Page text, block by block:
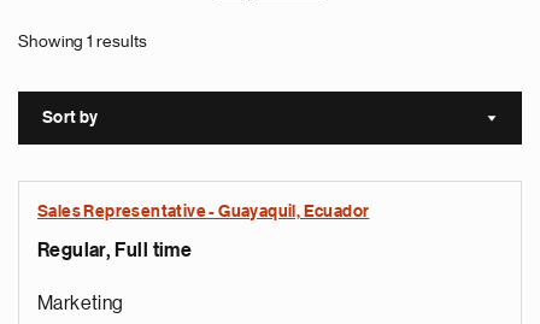
Showing 1 results
Sort by Sort
Sales Representative - Guayaquil, Ecuador
Regular, Full time
Marketing